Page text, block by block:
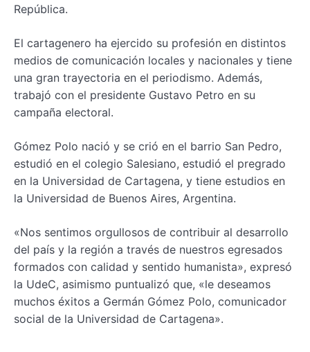
República.
El cartagenero ha ejercido su profesión en distintos
medios de comunicación locales y nacionales y tiene
una gran trayectoria en el periodismo. Además,
trabajó con el presidente Gustavo Petro en su
campaña electoral.
Gómez Polo nació y se crió en el barrio San Pedro,
estudió en el colegio Salesiano, estudió el pregrado
en la Universidad de Cartagena, y tiene estudios en
la Universidad de Buenos Aires, Argentina.
«Nos sentimos orgullosos de contribuir al desarrollo
del país y la región a través de nuestros egresados
formados con calidad y sentido humanista», expresó
la UdeC, asimismo puntualizó que, «le deseamos
muchos éxitos a Germán Gómez Polo, comunicador
social de la Universidad de Cartagena».